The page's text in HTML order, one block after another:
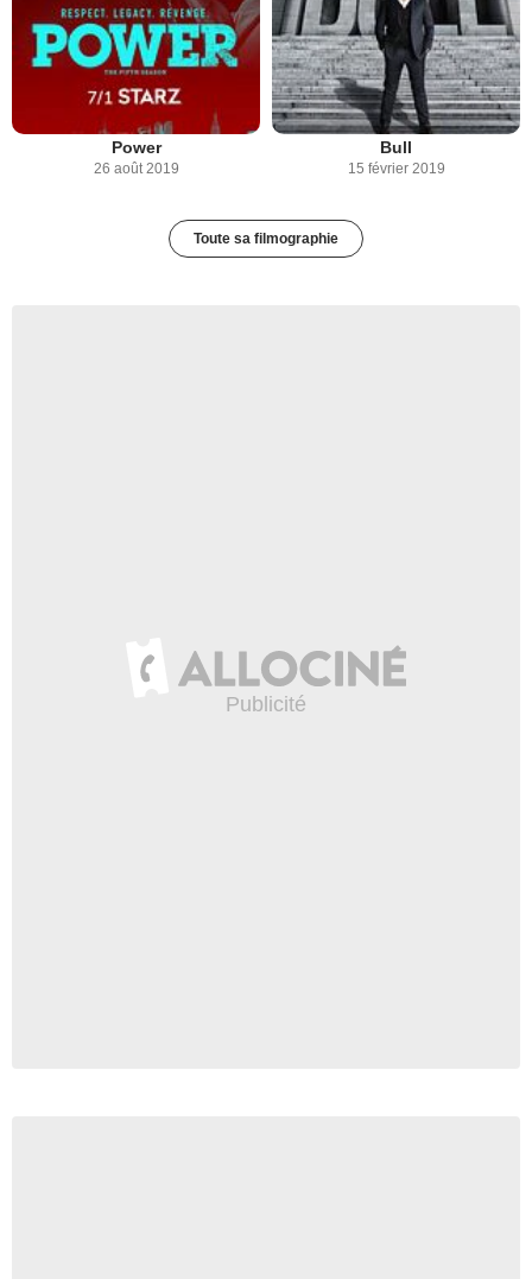
Power
26 août 2019
Bull
15 février 2019
Toute sa filmographie